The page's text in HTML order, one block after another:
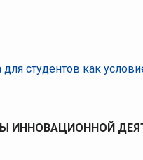
студентов как
ИННОВАЦИОННОЙ